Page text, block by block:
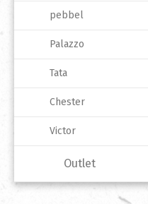
pebbel
Palazzo
Tata
Chester
Victor
Outlet